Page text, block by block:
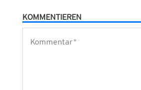
KOMMENTIEREN